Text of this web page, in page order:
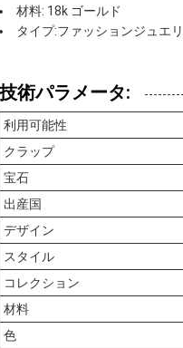
材料: 18k ゴールド
タイプ:ファッションジュエ
技術パラメータ:
利用可能性
クラップ
宝石
出産国
デザイン
スタイル
コレクション
材料
色